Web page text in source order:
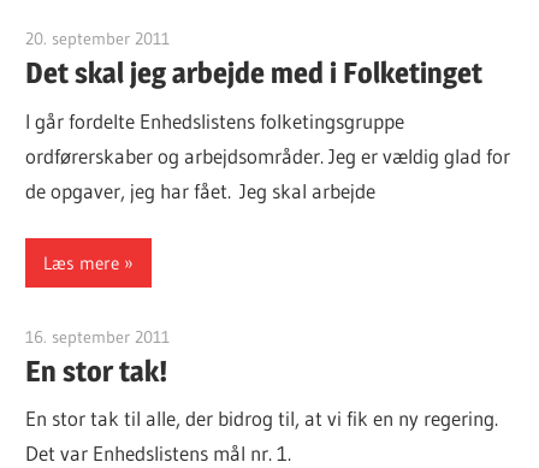
20. september 2011
Det skal jeg arbejde med i Folketinget
I går fordelte Enhedslistens folketingsgruppe
ordførerskaber og arbejdsområder. Jeg er vældig glad for
de opgaver, jeg har fået. Jeg skal arbejde
Læs mere
16. september 2011
En stor tak!
En stor tak til alle, der bidrog til, at vi fik en ny regering.
Det var Enhedslistens mål nr. 1.